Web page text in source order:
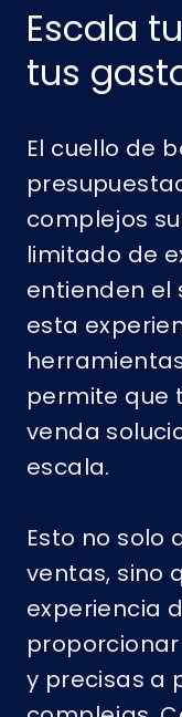
Escala
tus
El cuello de
complejos
limitado de
entienden el
esta
permite que
venda
escala.
Esto no solo
ventas, sino
experiencia
y precisas a